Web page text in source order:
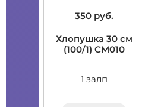
350 руб.
Хлопушка 30 см
(100/1) CM010
1 залп